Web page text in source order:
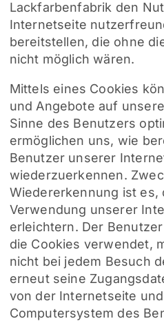
Lackfarbenfabrik den
Internetseite
bereitstellen, die ohne
nicht möglich wären.
Mittels eines Cookies
und Angebote auf
Sinne des Benutzers
ermöglichen uns, wie
Benutzer unserer
wiederzuerkennen.
Wiedererkennung ist es,
Verwendung unserer
erleichtern. Der
die Cookies verwendet,
nicht bei jedem Besuch
erneut seine
von der Internetseite
Computersystem des